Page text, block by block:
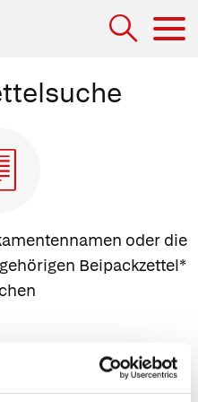
oder die
Beipackzettel*